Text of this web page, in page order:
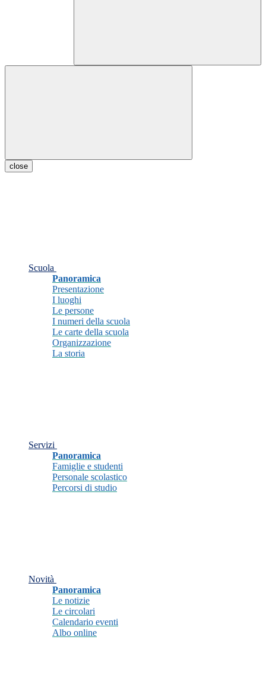
close
Scuola
Panoramica
Presentazione
I luoghi
Le persone
I numeri della scuola
Le carte della scuola
Organizzazione
La storia
Servizi
Panoramica
Famiglie e studenti
Personale scolastico
Percorsi di studio
Novità
Panoramica
Le notizie
Le circolari
Calendario eventi
Albo online